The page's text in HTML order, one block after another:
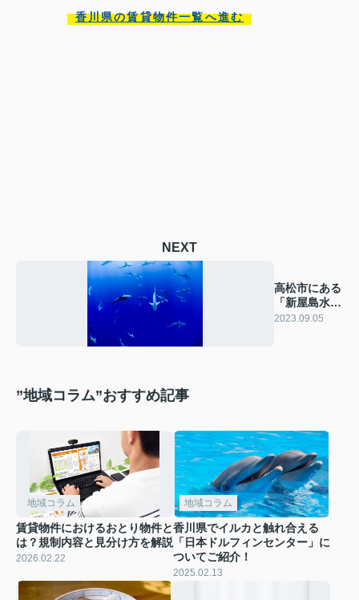
香川県の賃貸物件一覧へ進む
NEXT
高松市にある
「新屋島水族
館」をご紹
2023.09.05
”地域コラム”おすすめ記事
地域コラム
賃貸物件におけるおとり物件と
は？規制内容と見分け方を解説
2026.02.22
地域コラム
香川県でイルカと触れ合える
「日本ドルフィンセンター」に
ついてご紹介！
2025.02.13